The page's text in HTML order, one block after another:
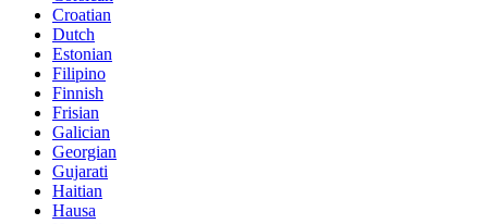
Croatian
Dutch
Estonian
Filipino
Finnish
Frisian
Galician
Georgian
Gujarati
Haitian
Hausa